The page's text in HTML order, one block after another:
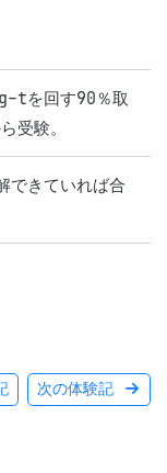
tを回す90％取
受験。
きていれば合
次の体験記